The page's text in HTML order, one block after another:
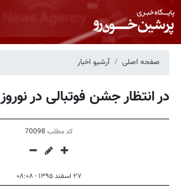
صفحه اصلی آرشیو اخبار
در انتظار جشن فوتبالی در نوروز
کد مطلب 70098
۲۷ اسفند ۱۳۹۵ - ۰۸:۰۸